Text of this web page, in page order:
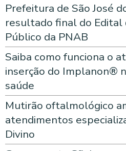
Prefeitura de São José
resultado final do Edital
Público da PNAB
Saiba como funciona o
inserção do Implanon®
saúde
Mutirão oftalmológico
atendimentos
Divino